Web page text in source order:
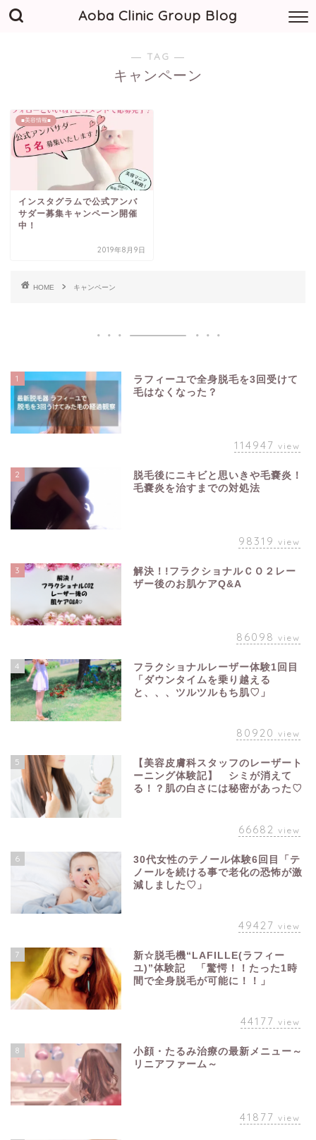
Aoba Clinic Group Blog
― TAG ―
キャンペーン
■美容情報■
インスタグラムで公式アンバ
サダー募集キャンペーン開催
中！
2019年8月9日
HOME キャンペーン
1
ラフィーユで全身脱毛を3回受けて
毛はなくなった？
114947 view
2
脱毛後にニキビと思いきや毛嚢炎！
毛嚢炎を治すまでの対処法
98319 view
3
解決！!フラクショナルＣＯ２レー
ザー後のお肌ケアQ&A
86098 view
4
フラクショナルレーザー体験1回目
「ダウンタイムを乗り越える
と、、、ツルツルもち肌♡」
80920 view
5
【美容皮膚科スタッフのレーザート
ーニング体験記】 シミが消えて
る！？肌の白さには秘密があった♡
66682 view
6
30代女性のテノール体験6回目「テ
ノールを続ける事で老化の恐怖が激
減しました♡」
49427 view
7
新☆脱毛機“LAFILLE(ラフィー
ユ)”体験記 「驚愕！！たった1時
間で全身脱毛が可能に！！」
44177 view
8
小顔・たるみ治療の最新メニュー～
リニアファーム～
41877 view